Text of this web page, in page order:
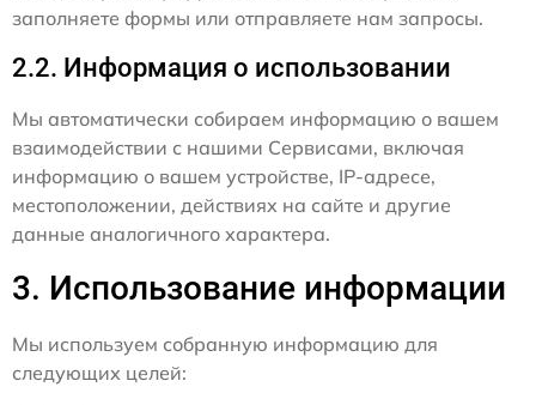
заполняете формы или отправляете нам запросы.
2.2. Информация о использовании
Мы автоматически собираем информацию о вашем
взаимодействии с нашими Сервисами, включая
информацию о вашем устройстве, IP-адресе,
местоположении, действиях на сайте и другие
данные аналогичного характера.
3. Использование информации
Мы используем собранную информацию для
следующих целей: